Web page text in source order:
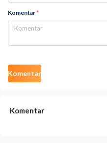
Komentar*
Komentar
Komentar